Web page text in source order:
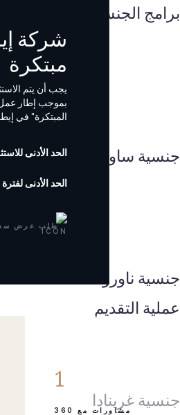
برامج الجنسية
جنسية ساو تومي وبرينسيبي
جنسية ناورو
جنسية غرينادا
شركة
مبتكرة
يجب أن يتم
بموجب إطار
المبتكرة" في
الحد الأدنى
الحد الأدنى
طلب عرض
عملية التقديم
1
مشاورات مع 360